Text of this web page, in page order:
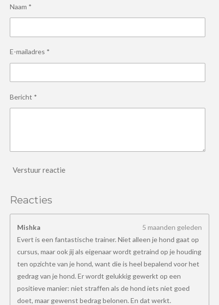
Naam *
E-mailadres *
Bericht *
Verstuur reactie
Reacties
Mishka
5 maanden geleden
Evert is een fantastische trainer. Niet alleen je hond gaat op
cursus, maar ook jij als eigenaar wordt getraind op je houding
ten opzichte van je hond, want die is heel bepalend voor het
gedrag van je hond. Er wordt gelukkig gewerkt op een
positieve manier: niet straffen als de hond iets niet goed
doet, maar gewenst bedrag belonen. En dat werkt.